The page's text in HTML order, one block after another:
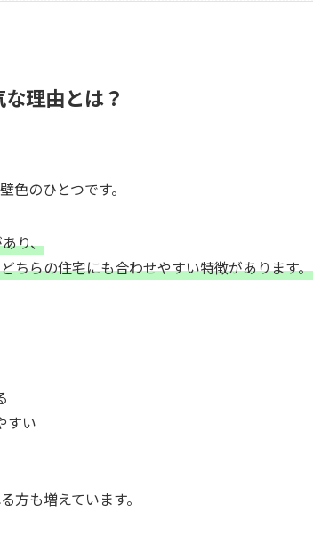
理由とは？
色のひとつです。
り、
ちらの住宅にも合わせやすい特徴があります。
すい
方も増えています。